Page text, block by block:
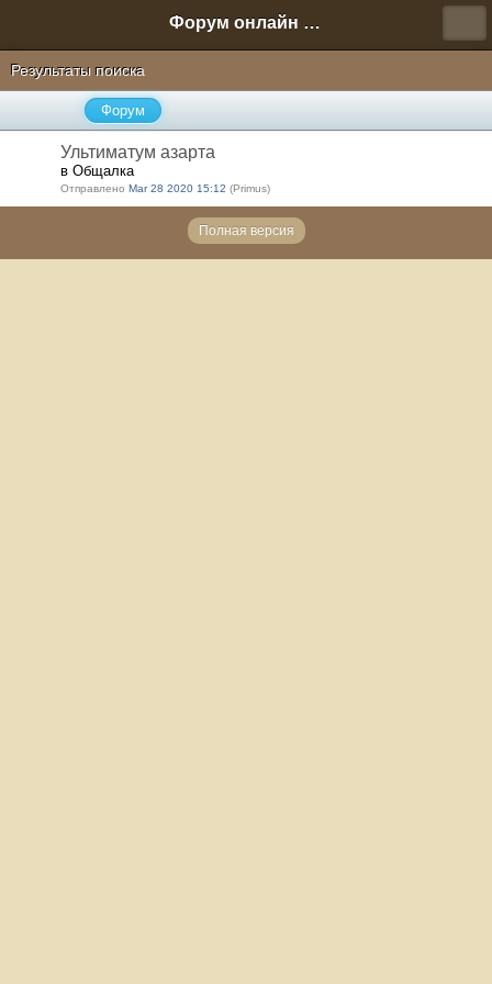
Форум онлайн игры "Новая Эра" (Нюра Биз)
Результаты поиска
Форум
Ультиматум азарта
в Общалка
Отправлено Mar 28 2020 15:12 (Primus)
Полная версия